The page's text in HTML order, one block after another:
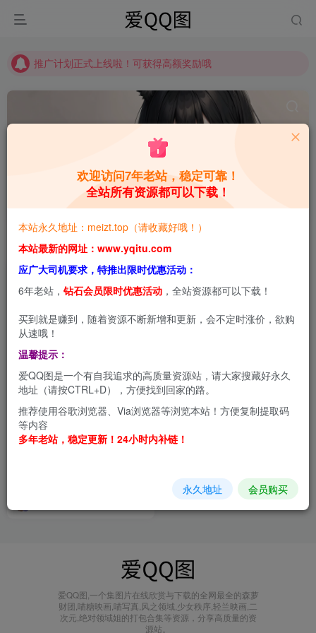
推广计划正式上线啦！可获得高额奖励哦
推广计划正式上线啦！可获得高额奖励哦
六味帝皇酱 共1篇
排序 更新 浏览 点赞 评论
爱QQ图,一个集图片在线欣赏与下载的全网最全的森萝
财团,喵糖映画,喵写真,风之领域,少女秩序,轻兰映画,二
次元,绝对领域姐的打包合集等资源，分享高质量的资
源站。
欢迎访问7年老站，稳定可靠！
全站所有资源都可以下载！
本站永久地址：meizt.top（请收藏好哦！）
本站最新的网址：www.yqitu.com
应广大司机要求，特推出限时优惠活动：
6年老站， 钻石会员限时优惠活动 ，全站资源都可以下载！
买到就是赚到，随着资源不断新增和更新，会不定时涨价，欲购
从速哦！
温馨提示：
爱QQ图是一个有自我追求的高质量资源站，请大家搜藏好永久
地址（请按CTRL+D），方便找到回家的路。
推荐使用谷歌浏览器、Via浏览器等浏览本站！方便复制提取码
等内容
多年老站，稳定更新！24小时内补链！
永久地址 会员购买